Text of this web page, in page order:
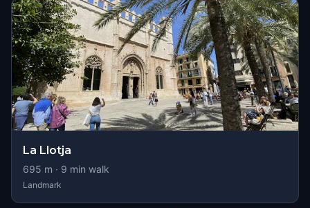
La Llotja
695 m · 9 min walk
Landmark